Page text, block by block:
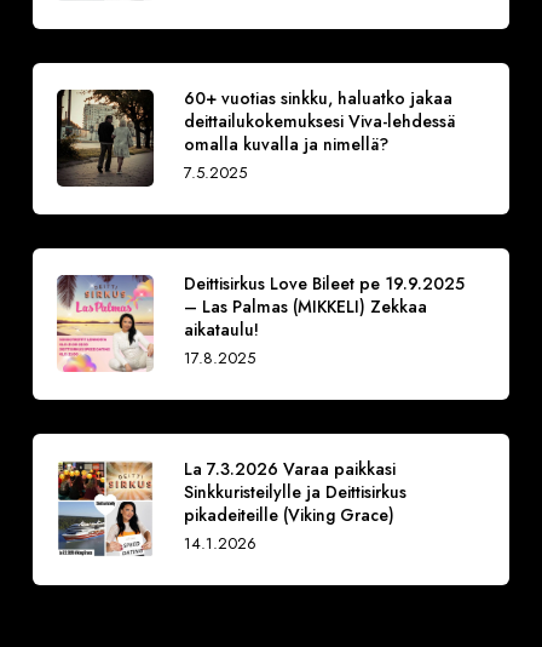
60+ vuotias sinkku, haluatko jakaa
deittailukokemuksesi Viva-lehdessä
omalla kuvalla ja nimellä?
7.5.2025
Deittisirkus Love Bileet pe 19.9.2025
– Las Palmas (MIKKELI) Zekkaa
aikataulu!
17.8.2025
La 7.3.2026 Varaa paikkasi
Sinkkuristeilylle ja Deittisirkus
pikadeiteille (Viking Grace)
14.1.2026